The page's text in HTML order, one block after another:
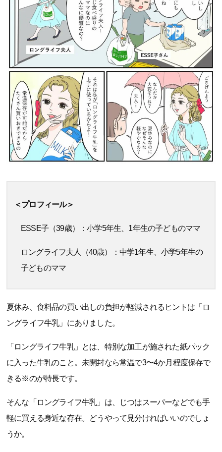
＜プロフィール＞
ESSE子（39歳）：小学5年生、1年生の子どものママ
ロングライフ夫人（40歳）：中学1年生、小学5年生の
子どものママ
夏休み、食料品の買い出しの負担が軽減されるヒントは「ロ
ングライフ牛乳」にありました。
「ロングライフ牛乳」とは、特別な加工が施された紙パック
に入った牛乳のこと。未開封なら常温で3〜4か月程度保存で
きる※のが特長です。
そんな「ロングライフ牛乳」は、じつはスーパーなどでも手
軽に買える身近な存在。どうやって見分ければいいのでしょ
うか。